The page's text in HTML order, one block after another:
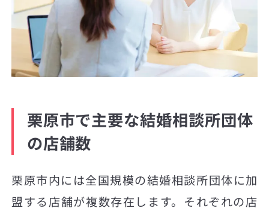
栗原市で主要な結婚相談所団体
の店舗数
栗原市内には全国規模の結婚相談所団体に加
盟する店舗が複数存在します。それぞれの店